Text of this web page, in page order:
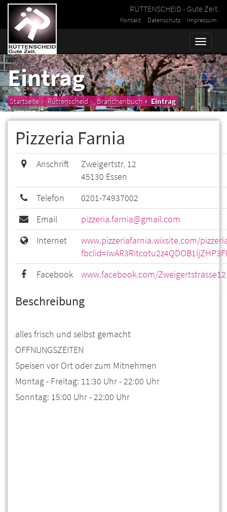
RÜTTENSCHEID - Gute Zeit.
Kontakt Datenschutz Impressum
Toggle
Eintrag
Startseite Rüttenscheid Branchenbuch Eintrag
Pizzeria Farnia
Anschrift
Zweigertstr. 12
45130 Essen
Telefon
0201-74937002
Email
pizzeria.farnia@gmail.com
Internet
www.pizzeriafarnia.wixsite.com/
Facebook
www.facebook.com/Zweigertstrasse12
Beschreibung
alles frisch und selbst gemacht
ÖFFNUNGSZEITEN
Speisen vor Ort oder zum Mitnehmen
Montag - Freitag: 11:30 Uhr - 22:00 Uhr
Sonntag: 15:00 Uhr - 22:00 Uhr